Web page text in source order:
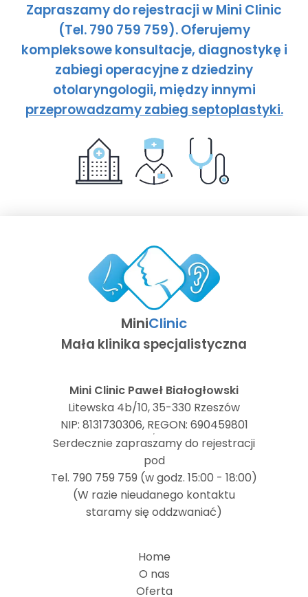
Zapraszamy do rejestracji w Mini Clinic
(Tel. 790 759 759). Oferujemy
kompleksowe konsultacje, diagnostykę i
zabiegi operacyjne z dziedziny
otolaryngologii, między innymi
przeprowadzamy zabieg septoplastyki.
MiniClinic
Mała klinika specjalistyczna
Mini Clinic Paweł Białogłowski
Litewska 4b/10, 35-330 Rzeszów
NIP: 8131730306, REGON: 690459801
Serdecznie zapraszamy do rejestracji
pod
Tel. 790 759 759 (w godz. 15:00 - 18:00)
(W razie nieudanego kontaktu
staramy się oddzwaniać)
Home
O nas
Oferta